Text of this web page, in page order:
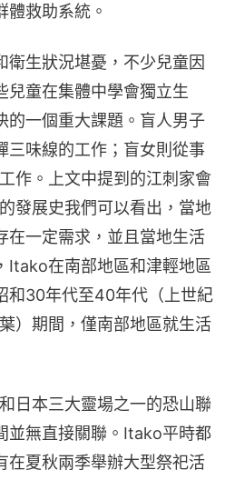
體救助系統。
衛生狀況堪憂，不少兒童因
兒童在集體中學會獨立生
的一個重大課題。盲人男子
三味線的工作；盲女則從事
作。上文中提到的江刺家會
發展史我們可以看出，當地
在一定需求，並且當地生活
Itako在南部地區和津輕地區
和30年代至40年代（上世紀
）期間，僅南部地區就生活
日本三大靈場之一的恐山聯
並無直接關聯。Itako平時都
在夏秋兩季舉辦大型祭祀活